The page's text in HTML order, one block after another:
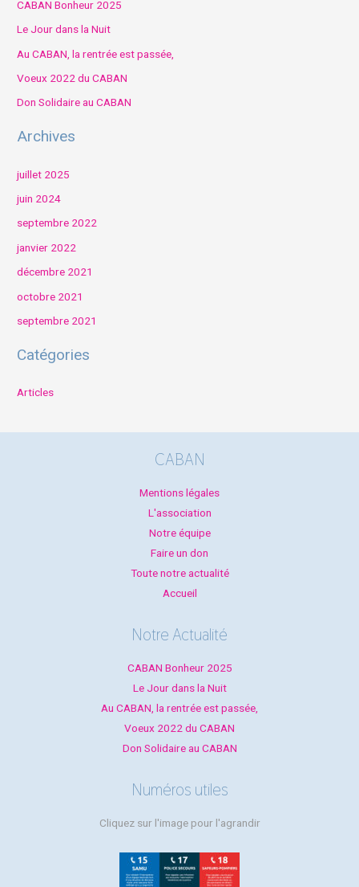
CABAN Bonheur 2025
Le Jour dans la Nuit
Au CABAN, la rentrée est passée,
Voeux 2022 du CABAN
Don Solidaire au CABAN
Archives
juillet 2025
juin 2024
septembre 2022
janvier 2022
décembre 2021
octobre 2021
septembre 2021
Catégories
Articles
CABAN
Mentions légales
L'association
Notre équipe
Faire un don
Toute notre actualité
Accueil
Notre Actualité
CABAN Bonheur 2025
Le Jour dans la Nuit
Au CABAN, la rentrée est passée,
Voeux 2022 du CABAN
Don Solidaire au CABAN
Numéros utiles
Cliquez sur l'image pour l'agrandir